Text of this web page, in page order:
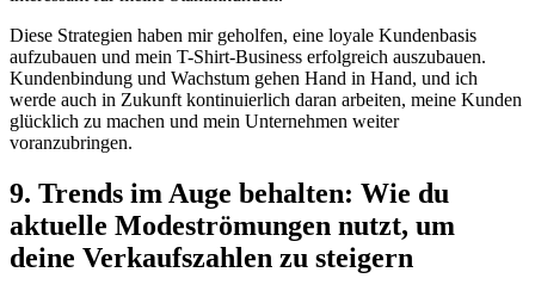
Diese Strategien haben mir geholfen, eine loyale Kundenbasis
aufzubauen und mein T-Shirt-Business erfolgreich auszubauen.
Kundenbindung und Wachstum gehen Hand in Hand, und ich
werde auch in Zukunft kontinuierlich daran arbeiten, meine Kunden
glücklich zu machen und mein Unternehmen weiter
voranzubringen.
9. Trends im Auge behalten: Wie du
aktuelle Modeströmungen nutzt, um
deine Verkaufszahlen zu steigern